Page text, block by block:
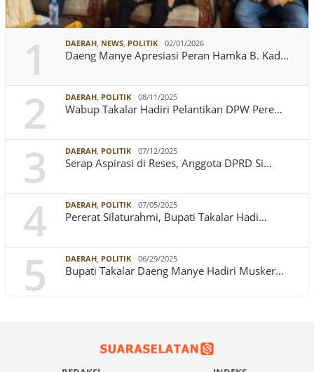
1 DAERAH, NEWS, POLITIK 02/01/2026
Daeng Manye Apresiasi Peran Hamka B. Kad…
2 DAERAH, POLITIK 08/11/2025
Wabup Takalar Hadiri Pelantikan DPW Pere…
3 DAERAH, POLITIK 07/12/2025
Serap Aspirasi di Reses, Anggota DPRD Si…
4 DAERAH, POLITIK 07/05/2025
Pererat Silaturahmi, Bupati Takalar Hadi…
5 DAERAH, POLITIK 06/29/2025
Bupati Takalar Daeng Manye Hadiri Musker…